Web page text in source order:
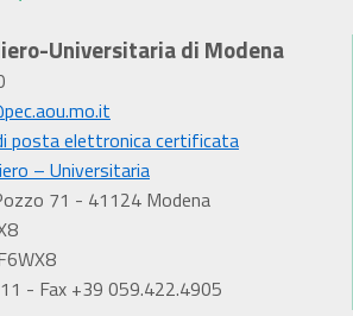
Universitaria di Modena
posta elettronica certificata
– Universitaria
71 - 41124 Modena
- Fax +39 059.422.4905